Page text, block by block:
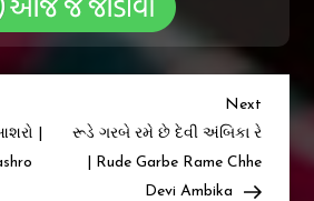
|
Next
Post
Next
રૂડે ગરબે રમે છે દેવી અંબિકા રે
| Rude Garbe Rame Chhe
Devi Ambika